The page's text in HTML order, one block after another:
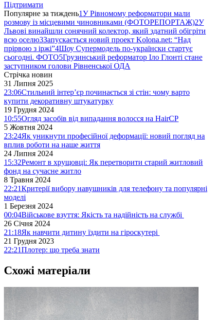
Підтримати
Популярне за тиждень1У Рівномому реформатори мали
розмову із місцевими чиновниками (ФОТОРЕПОРТАЖ)2У
Львові винайшли сонячний колектор, який здатний обігріти
всю оселю3Запускається новий проект Kolona.net: “Над
прірвою з іржі”4Шоу Супермодель по-українски стартує
сьогодні. ФОТО5Грузинський реформатор Іло Глонті стане
заступником голови Рівненської ОДА
Стрічка новин
31 Липня 2025
23:06Стильний інтер’єр починається зі стін: чому варто
купити декоративну штукатурку
19 Грудня 2024
10:55Огляд засобів від випадання волосся на HairCP
5 Жовтня 2024
23:24Як уникнути професійної деформації: новий погляд на
вплив роботи на наше життя
24 Липня 2024
15:32Ремонт в хрущовці: Як перетворити старий житловий
фонд на сучасне житло
8 Травня 2024
22:21Критерії вибору навушників для телефону та популярні
моделі
1 Березня 2024
00:04Військове взуття: Якість та надійність на службі
26 Січня 2024
21:18Як навчити дитину їздити на гіроскутері
21 Грудня 2023
22:21Плотер: що треба знати
Схожі матеріали